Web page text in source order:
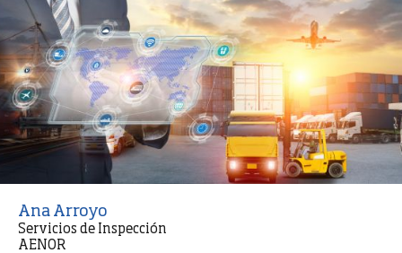
Ana Arroyo
Servicios de Inspección
AENOR